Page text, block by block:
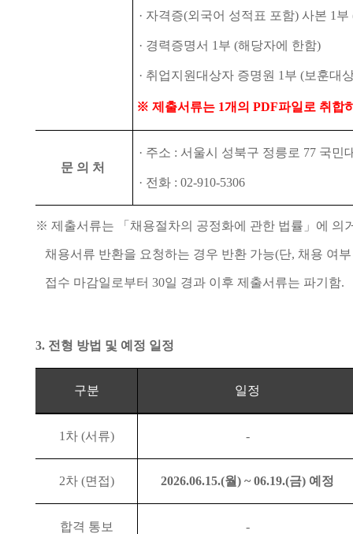
· 자격증(외국어 성적표 포함) 사본 1 부
· 경력증명서 1 부 (해당자에 한함)
· 취업지원대상자 증명원 1 부 (보훈대
※ 제출서류는 1개의 PDF파일로 취합
문 의 처
· 주소 : 서울시 성북구 정릉로 77 국민
· 전화 : 02-910-5306
※ 제출서류는 「 채용절차의 공정화에 관한 법률 」 에 의
채용서류 반환을 요청하는 경우 반환 가능(단, 채용 여
접수 마감일로부터 30일 경과 이후 제출서류는 파기함.
3. 전형 방법 및 예정 일정
구분 일정
1 차 (서류) -
2차 (면접) 2026.06.15.(월) ~ 06.19.(금) 예정
합격 통보 -